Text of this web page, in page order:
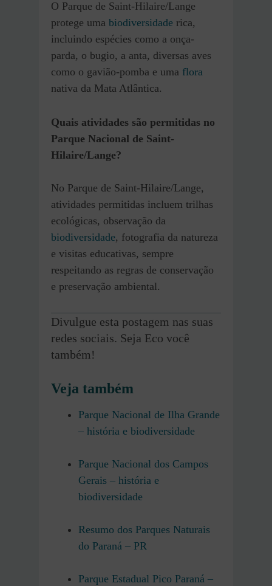
O Parque de Saint-Hilaire/Lange
protege uma biodiversidade rica,
incluindo espécies como a onça-
parda, o bugio, a anta, diversas aves
como o gavião-pomba e uma flora
nativa da Mata Atlântica.
Quais atividades são permitidas no
Parque Nacional de Saint-
Hilaire/Lange?
No Parque de Saint-Hilaire/Lange,
atividades permitidas incluem trilhas
ecológicas, observação da
biodiversidade, fotografia da natureza
e visitas educativas, sempre
respeitando as regras de conservação
e preservação ambiental.
Divulgue esta postagem nas suas
redes sociais. Seja Eco você
também!
Veja também
Parque Nacional de Ilha Grande
– história e biodiversidade
Parque Nacional dos Campos
Gerais – história e
biodiversidade
Resumo dos Parques Naturais
do Paraná – PR
Parque Estadual Pico Paraná –